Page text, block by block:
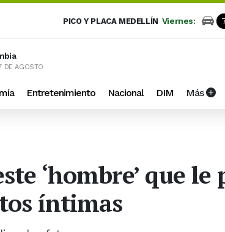
PICO Y PLACA MEDELLÍN Viernes:
DE AGOSTO
Entretenimiento Nacional DIM Más
‘hombre’ que le
íntimas